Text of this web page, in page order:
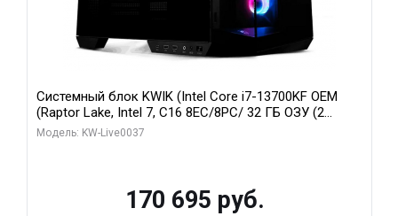
Системный блок KWIK (Intel Core i7-13700KF OEM
(Raptor Lake, Intel 7, C16 8EC/8PC/ 32 ГБ ОЗУ (2
модуля)/ Gigabyte RTX5070 AERO OC 12GB GDDR7
Модель: KW-Live0037
170 695 руб.